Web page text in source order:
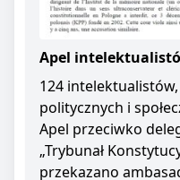
Apel
124
politycznych i
Apel przeciwko
„Trybunał
przekazano